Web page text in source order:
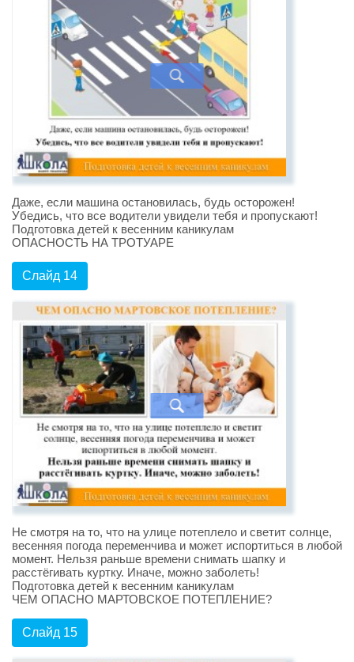
Даже, если машина остановилась, будь осторожен!
Убедись, что все водители увидели тебя и пропускают!
Подготовка детей к весенним каникулам
ОПАСНОСТЬ НА ТРОТУАРЕ
Слайд 14
Не смотря на то, что на улице потеплело и светит солнце,
весенняя погода переменчива и может испортиться в любой
момент. Нельзя раньше времени снимать шапку и
расстёгивать куртку. Иначе, можно заболеть!
Подготовка детей к весенним каникулам
ЧЕМ ОПАСНО МАРТОВСКОЕ ПОТЕПЛЕНИЕ?
Слайд 15